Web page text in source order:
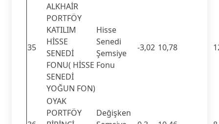
35
ALKHAİR
PORTFÖY
KATILIM
HİSSE
SENEDİ
FONU( HİSSE
SENEDİ
YOĞUN FON)
Hisse
Senedi
Şemsiye
Fonu
-3,02 10,78
OYAK
PORTFÖY
Değişken